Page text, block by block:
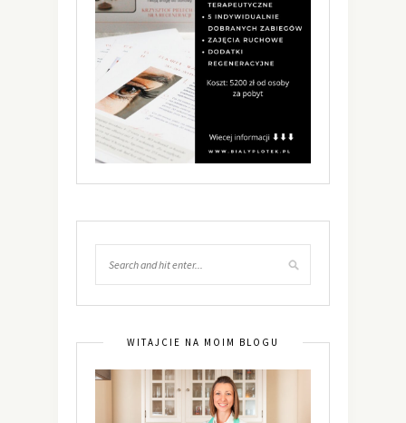
WITAJCIE NA MOIM BLOGU